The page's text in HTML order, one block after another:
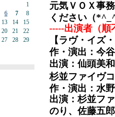
6
13
20
27
7
14
21
28
1
8
15
22
29
元気ＶＯＸ事
ください（
-----出演者（順
【ラヴ・イズ
作・演出：今
出演：仙頭美
杉並ファイヴ
作・演出：水
出演：杉並フ
のり、佐藤五